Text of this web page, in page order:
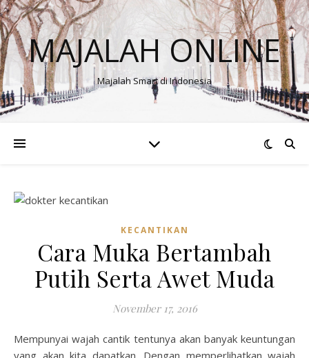
MAJALAH ONLINE
Majalah Smart di Indonesia
KECANTIKAN
Cara Muka Bertambah
Putih Serta Awet Muda
November 17, 2016
Mempunyai wajah cantik tentunya akan banyak keuntungan
yang akan kita dapatkan. Dengan memperlihatkan wajah